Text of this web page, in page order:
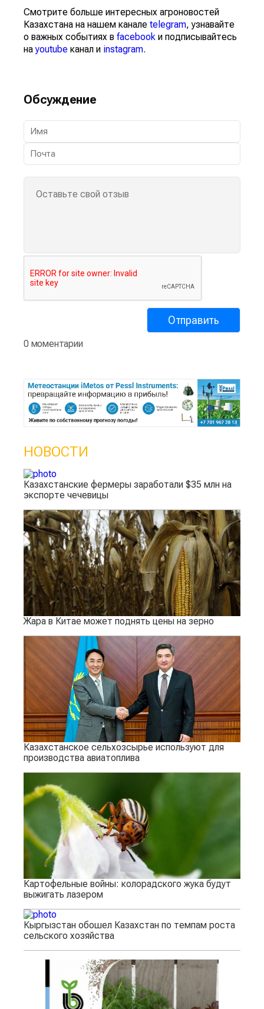
Смотрите больше интересных агроновостей
Казахстана на нашем канале telegram, узнавайте
о важных событиях в facebook и подписывайтесь
наyoutube канал и instagram.
Обсуждение
0 моментарии
НОВОСТИ
Казахстанские фермеры заработали $35 млн на
экспорте чечевицы
Жара в Китае может поднять цены на зерно
Казахстанское сельхозсырье используют для
производства авиатоплива
Картофельные войны: колорадского жука будут
выжигать лазером
Кыргызстан обошел Казахстан по темпам роста
сельского хозяйства